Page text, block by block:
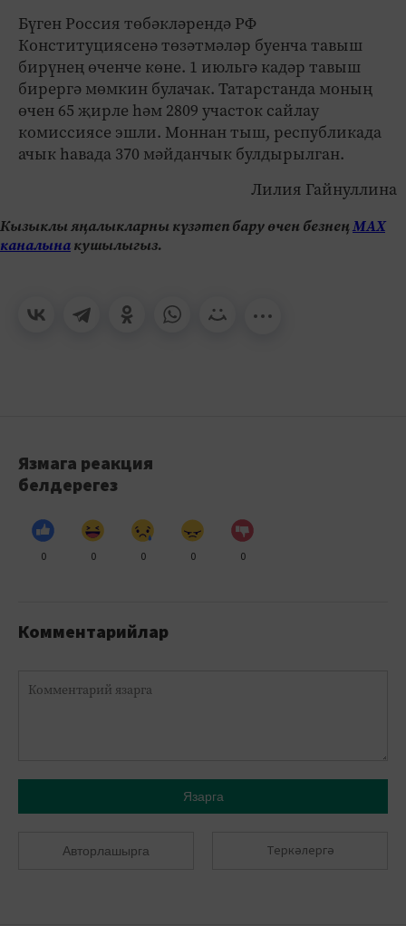
Бүген Россия төбәкләрендә РФ
Конституциясенә төзәтмәләр буенча тавыш
бирүнең өченче көне. 1 июльгә кадәр тавыш
бирергә мөмкин булачак. Татарстанда моның
өчен 65 җирле һәм 2809 участок сайлау
комиссиясе эшли. Моннан тыш, республикада
ачык һавада 370 мәйданчык булдырылган.
Лилия Гайнуллина
Кызыклы яңалыкларны күзәтеп бару өчен безнеңМАХ
каналынакушылыгыз.
Язмага реакция
белдерегез
0 0 0 0 0
Комментарийлар
Язарга
Авторлашырга Теркәлергә